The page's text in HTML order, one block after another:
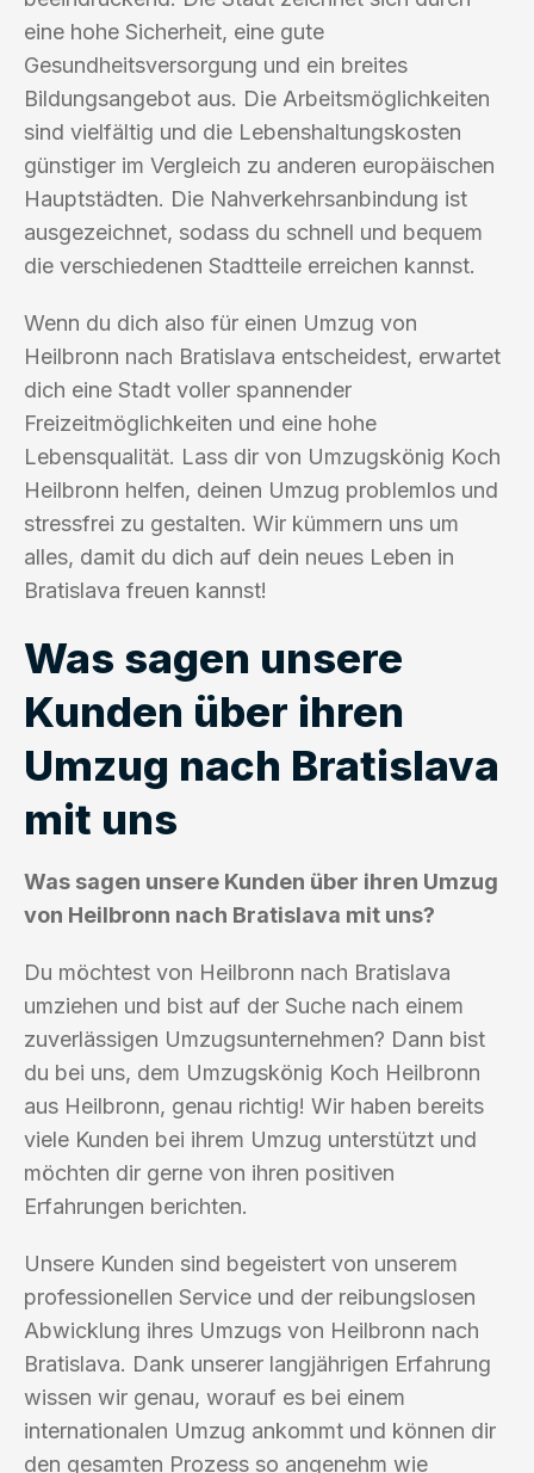
eine hohe Sicherheit, eine gute
Gesundheitsversorgung und ein breites
Bildungsangebot aus. Die Arbeitsmöglichkeiten
sind vielfältig und die Lebenshaltungskosten
günstiger im Vergleich zu anderen europäischen
Hauptstädten. Die Nahverkehrsanbindung ist
ausgezeichnet, sodass du schnell und bequem
die verschiedenen Stadtteile erreichen kannst.
Wenn du dich also für einen Umzug von
Heilbronn nach Bratislava entscheidest, erwartet
dich eine Stadt voller spannender
Freizeitmöglichkeiten und eine hohe
Lebensqualität. Lass dir von Umzugskönig Koch
Heilbronn helfen, deinen Umzug problemlos und
stressfrei zu gestalten. Wir kümmern uns um
alles, damit du dich auf dein neues Leben in
Bratislava freuen kannst!
Was sagen unsere
Kunden über ihren
Umzug nach Bratislava
mit uns
Was sagen unsere Kunden über ihren Umzug
von Heilbronn nach Bratislava mit uns?
Du möchtest von Heilbronn nach Bratislava
umziehen und bist auf der Suche nach einem
zuverlässigen Umzugsunternehmen? Dann bist
du bei uns, dem Umzugskönig Koch Heilbronn
aus Heilbronn, genau richtig! Wir haben bereits
viele Kunden bei ihrem Umzug unterstützt und
möchten dir gerne von ihren positiven
Erfahrungen berichten.
Unsere Kunden sind begeistert von unserem
professionellen Service und der reibungslosen
Abwicklung ihres Umzugs von Heilbronn nach
Bratislava. Dank unserer langjährigen Erfahrung
wissen wir genau, worauf es bei einem
internationalen Umzug ankommt und können dir
den gesamten Prozess so angenehm wie